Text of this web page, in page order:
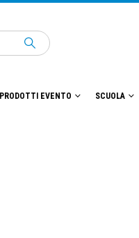
PRODOTTI EVENTO SCUOLA